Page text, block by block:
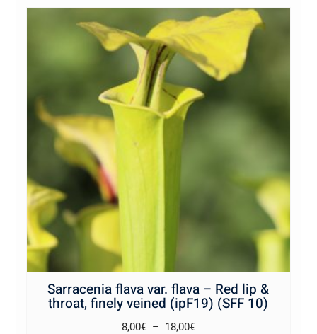
Sarracenia flava var. flava – Red lip &
throat, finely veined (ipF19) (SFF 10)
8,00€ – 18,00€Plage